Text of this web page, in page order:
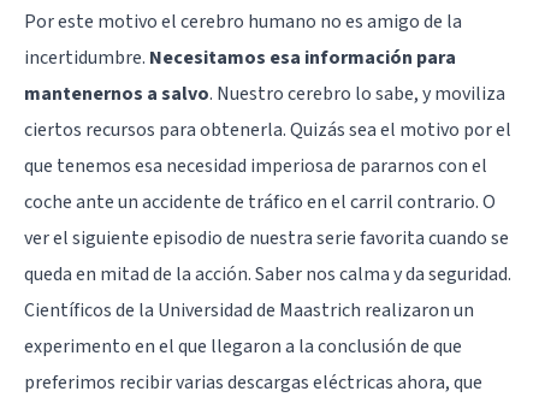
Por este motivo el cerebro humano no es amigo de la
incertidumbre. Necesitamos esa información para
mantenernos a salvo. Nuestro cerebro lo sabe, y moviliza
ciertos recursos para obtenerla. Quizás sea el motivo por el
que tenemos esa necesidad imperiosa de pararnos con el
coche ante un accidente de tráfico en el carril contrario. O
ver el siguiente episodio de nuestra serie favorita cuando se
queda en mitad de la acción. Saber nos calma y da seguridad.
Científicos de la Universidad de Maastrich realizaron un
experimento en el que llegaron a la conclusión de que
preferimos recibir varias descargas eléctricas ahora, que